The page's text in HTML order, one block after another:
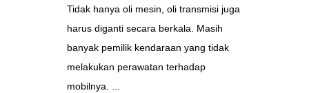
Tidak hanya oli mesin, oli transmisi juga
harus diganti secara berkala. Masih
banyak pemilik kendaraan yang tidak
melakukan perawatan terhadap
mobilnya. ...